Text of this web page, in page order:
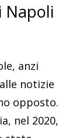
Napoli
anzi
notizie
opposto.
nel 2020,